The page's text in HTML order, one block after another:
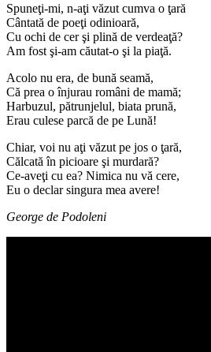
Spuneţi-mi, n-aţi văzut cumva o ţară
Cântată de poeţi odinioară,
Cu ochi de cer şi plină de verdeaţă?
Am fost şi-am căutat-o şi la piaţă.
Acolo nu era, de bună seamă,
Că prea o înjurau români de mamă;
Harbuzul, pătrunjelul, biata prună,
Erau culese parcă de pe Lună!
Chiar, voi nu aţi văzut pe jos o ţară,
Călcată în picioare şi murdară?
Ce-aveţi cu ea? Nimica nu vă cere,
Eu o declar singura mea avere!
George de Podoleni